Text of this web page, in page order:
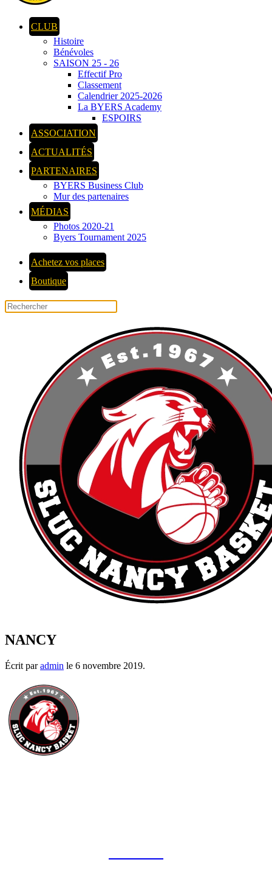
CLUB
Histoire
Bénévoles
SAISON 25 - 26
Effectif Pro
Classement
Calendrier 2025-2026
La BYERS Academy
ESPOIRS
ASSOCIATION
ACTUALITÉS
PARTENAIRES
BYERS Business Club
Mur des partenaires
MÉDIAS
Photos 2020-21
Byers Tournament 2025
Achetez vos places
Boutique
NANCY
Écrit paradmin le 6 novembre 2019.